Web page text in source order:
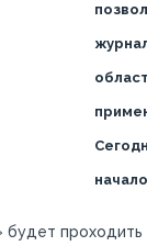
проходить